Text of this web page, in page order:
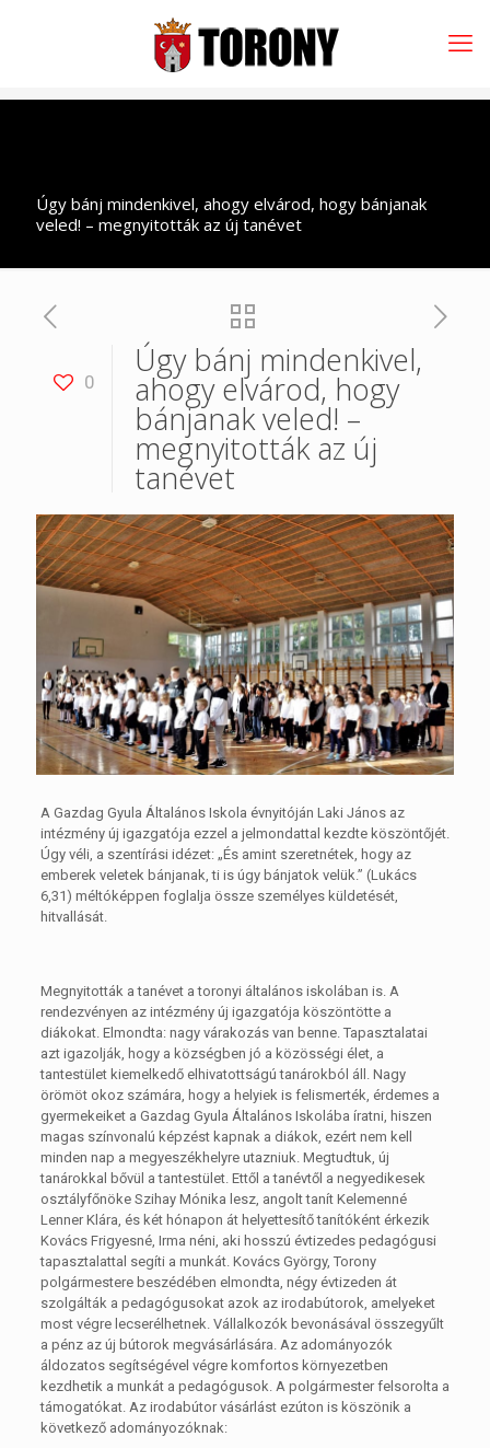
Úgy bánj mindenkivel, ahogy elvárod, hogy bánjanak
veled! – megnyitották az új tanévet
0
Úgy bánj mindenkivel,
ahogy elvárod, hogy
bánjanak veled! –
megnyitották az új
tanévet
A Gazdag Gyula Általános Iskola évnyitóján Laki János az
intézmény új igazgatója ezzel a jelmondattal kezdte köszöntőjét.
Úgy véli, a szentírási idézet: „És amint szeretnétek, hogy az
emberek veletek bánjanak, ti is úgy bánjatok velük.” (Lukács
6,31) méltóképpen foglalja össze személyes küldetését,
hitvallását.
Megnyitották a tanévet a toronyi általános iskolában is. A
rendezvényen az intézmény új igazgatója köszöntötte a
diákokat. Elmondta: nagy várakozás van benne. Tapasztalatai
azt igazolják, hogy a községben jó a közösségi élet, a
tantestület kiemelkedő elhivatottságú tanárokból áll. Nagy
örömöt okoz számára, hogy a helyiek is felismerték, érdemes a
gyermekeiket a Gazdag Gyula Általános Iskolába íratni, hiszen
magas színvonalú képzést kapnak a diákok, ezért nem kell
minden nap a megyeszékhelyre utazniuk. Megtudtuk, új
tanárokkal bővül a tantestület. Ettől a tanévtől a negyedikesek
osztályfőnöke Szihay Mónika lesz, angolt tanít Kelemenné
Lenner Klára, és két hónapon át helyettesítő tanítóként érkezik
Kovács Frigyesné, Irma néni, aki hosszú évtizedes pedagógusi
tapasztalattal segíti a munkát. Kovács György, Torony
polgármestere beszédében elmondta, négy évtizeden át
szolgálták a pedagógusokat azok az irodabútorok, amelyeket
most végre lecserélhetnek. Vállalkozók bevonásával összegyűlt
a pénz az új bútorok megvásárlására. Az adományozók
áldozatos segítségével végre komfortos környezetben
kezdhetik a munkát a pedagógusok. A polgármester felsorolta a
támogatókat. Az irodabútor vásárlást ezúton is köszönik a
következő adományozóknak: